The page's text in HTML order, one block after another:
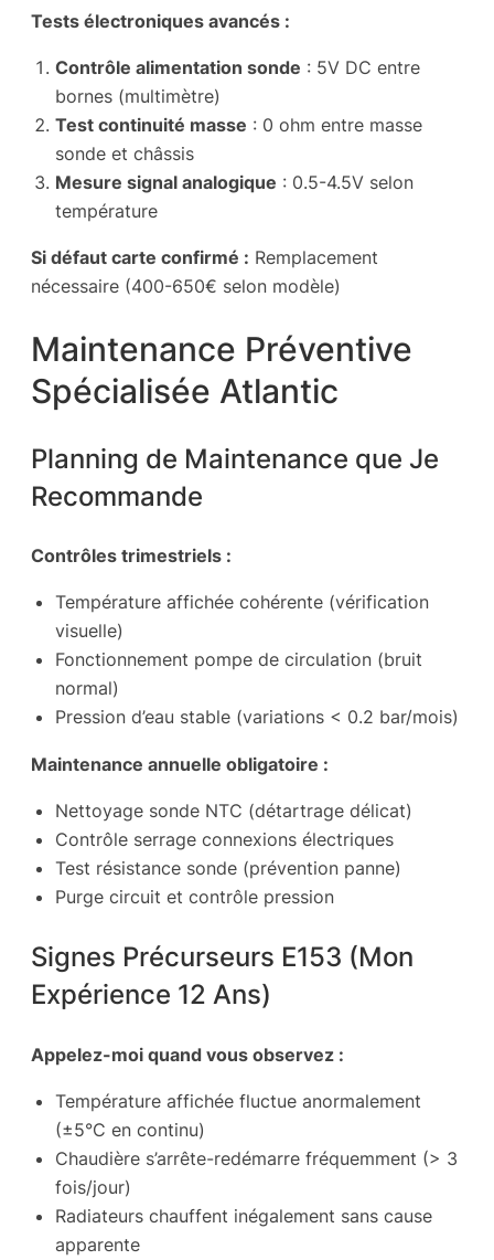
Tests électroniques avancés :
Contrôle alimentation sonde : 5V DC entre
bornes (multimètre)
Test continuité masse : 0 ohm entre masse
sonde et châssis
Mesure signal analogique : 0.5-4.5V selon
température
Si défaut carte confirmé : Remplacement
nécessaire (400-650€ selon modèle)
Maintenance Préventive
Spécialisée Atlantic
Planning de Maintenance que Je
Recommande
Contrôles trimestriels :
Température affichée cohérente (vérification
visuelle)
Fonctionnement pompe de circulation (bruit
normal)
Pression d’eau stable (variations < 0.2 bar/mois)
Maintenance annuelle obligatoire :
Nettoyage sonde NTC (détartrage délicat)
Contrôle serrage connexions électriques
Test résistance sonde (prévention panne)
Purge circuit et contrôle pression
Signes Précurseurs E153 (Mon
Expérience 12 Ans)
Appelez-moi quand vous observez :
Température affichée fluctue anormalement
(±5°C en continu)
Chaudière s’arrête-redémarre fréquemment (> 3
fois/jour)
Radiateurs chauffent inégalement sans cause
apparente